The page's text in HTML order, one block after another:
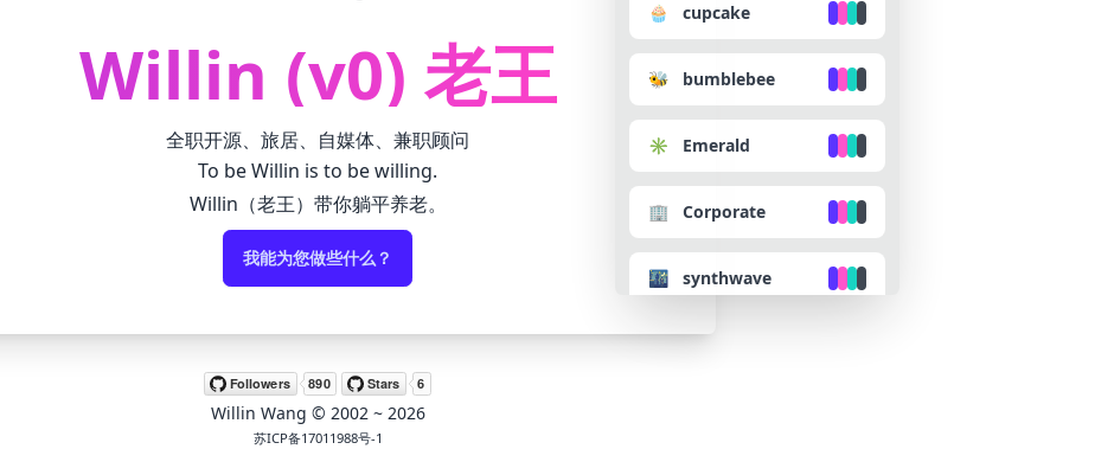
🧁 cupcake
🐝 bumblebee
✳️ Emerald
🏢 Corporate
🌃 synthwave
👴 retro
Willin (v0) 老王
全职开源、旅居、自媒体、兼职顾问
To be Willin is to be willing.
Willin（老王）带你躺平养老。
我能为您做些什么？
Willin Wang © 2002 ~ 2026
苏ICP备17011988号-1